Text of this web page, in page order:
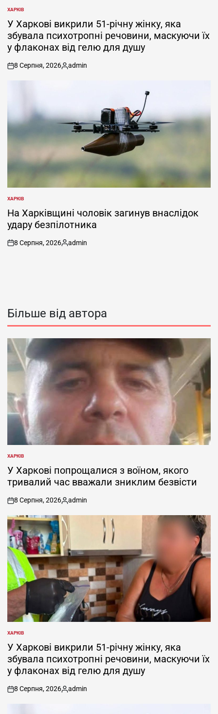
ОПУБЛІКУВАТИ
У
ХАРКІВ
У Харкові викрили 51-річну жінку, яка
збувала психотропні речовини, маскуючи їх
у флаконах від гелю для душу
on
8 Серпня, 2026
Опубліковано
admin
ОПУБЛІКУВАТИ
У
ХАРКІВ
На Харківщині чоловік загинув внаслідок
удару безпілотника
on
8 Серпня, 2026
Опубліковано
admin
Більше від автора
ОПУБЛІКУВАТИ
У
ХАРКІВ
У Харкові попрощалися з воїном, якого
тривалий час вважали зниклим безвісти
on
8 Серпня, 2026
Опубліковано
admin
ОПУБЛІКУВАТИ
У
ХАРКІВ
У Харкові викрили 51-річну жінку, яка
збувала психотропні речовини, маскуючи їх
у флаконах від гелю для душу
on
8 Серпня, 2026
Опубліковано
admin